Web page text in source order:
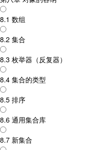
8.1 数组
8.2 集合
8.3 枚举器（反复器）
8.4 集合的类型
8.5 排序
8.6 通用集合库
8.7 新集合